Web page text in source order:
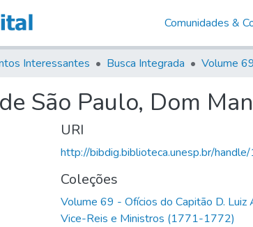
Comunidades &
Interessantes Busca Integrada
São Paulo, Dom
URI
http://bibdig.biblioteca.unesp.br/
Coleções
Volume 69 - Ofícios do Capitão D.
Vice-Reis e Ministros (1771-1772)